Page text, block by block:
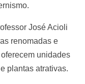
José Acioli
renomadas e
unidades
plantas atrativas.